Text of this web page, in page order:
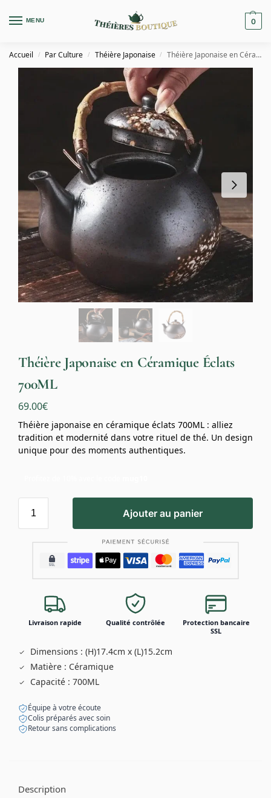
MENU 0
Accueil / Par Culture / Théière Japonaise / Théière Japonaise en Céramique Éclats 700ML
Théière Japonaise en Céramique Éclats
700ML
69.00€
Théière japonaise en céramique éclats 700ML : alliez
tradition et modernité dans votre rituel de thé. Un design
unique pour des moments authentiques.
Ajouter au panier
Livraison rapide Qualité contrôlée
Protection bancaire
SSL
Dimensions : (H)17.4cm x (L)15.2cm
Matière : Céramique
Capacité : 700ML
Équipe à votre écoute
Colis préparés avec soin
Retour sans complications
Description